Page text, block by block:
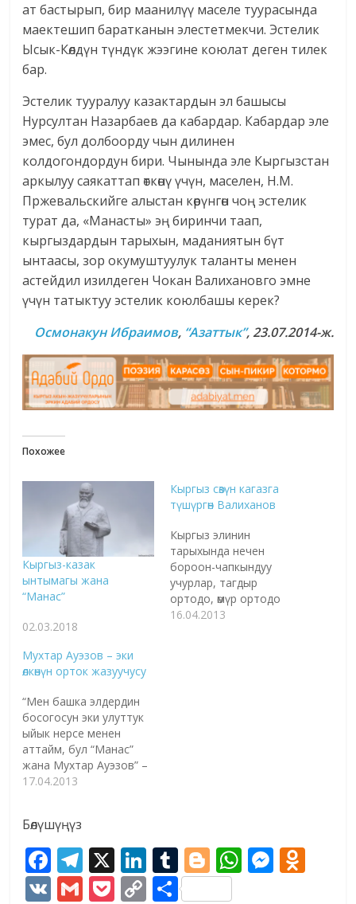
ат бастырып, бир маанилүү маселе туурасында
маектешип баратканын элестетмекчи. Эстелик
Ысык-Көлдүн түндүк жээгине коюлат деген тилек
бар.
Эстелик тууралуу казактардын эл башысы
Нурсултан Назарбаев да кабардар. Кабардар эле
эмес, бул долбоорду чын дилинен
колдогондордун бири. Чынында эле Кыргызстан
аркылуу саякаттап өткөнү үчүн, маселен, Н.М.
Пржевальскийге алыстан көрүнгөн чоң эстелик
турат да, «Манасты» эң биринчи таап,
кыргыздардын тарыхын, маданиятын бүт
ынтаасы, зор окумуштуулук таланты менен
астейдил изилдеген Чокан Валихановго эмне
үчүн татыктуу эстелик коюлбашы керек?
Осмонакун Ибраимов, “Азаттык”, 23.07.2014-ж.
Похожее
Кыргыз-казак
ынтымагы жана
“Манас”
02.03.2018
Кыргыз сөзүн кагазга
түшүргөн Валиханов
Кыргыз элинин
тарыхында нечен
бороон-чапкындуу
учурлар, тагдыр
ортодо, өмүр ортодо
болгон жылдар, ал гана
16.04.2013
Мухтар Ауэзов – эки
өлкөнүн орток жазуучусу
“Мен башка элдердин
босогосун эки улуттук
ыйык нерсе менен
аттайм, бул “Манас”
жана Мухтар Ауэзов” –
бул сөздөр Чыңгыз
жазуучусу Мухтар
Ауэзов кыргыз
адабиятына опол
тоодой салым кошкон.
Айрыкча, “Манас”
17.04.2013
Бөлүшүңүз
F
ac
T
el
X Li
n
T
u
Bl
o
W M
V G P C S